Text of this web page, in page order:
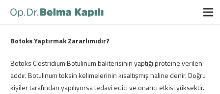
Botoks Yaptırmak Zararlımıdır?
Botoks Clostridium Botulinum bakterisinin yaptığı proteine verilen
addır. Botulinum toksin kelimelerinin kısaltışmış haline denir. Doğru
kişiler tarafından yapılıyorsa tedavi edici ve onarıcı etkisi yüksektir.